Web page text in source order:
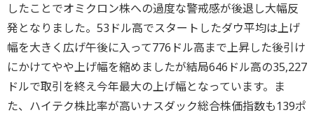
したことでオミクロン株への過度な警戒感が後退し大幅反
発となりました。53ドル高でスタートしたダウ平均は上げ
幅を大きく広げ午後に入って776ドル高まで上昇した後引け
にかけてやや上げ幅を縮めましたが結局646ドル高の35,227
ドルで取引を終え今年最大の上げ幅となっています。ま
た、ハイテク株比率が高いナスダック総合株価指数も139ポ